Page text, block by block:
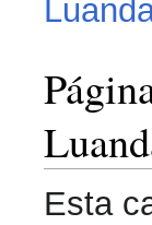
Esta